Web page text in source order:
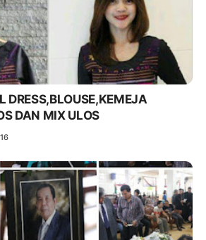
DRESS,BLOUSE,KEMEJA
DAN MIX ULOS